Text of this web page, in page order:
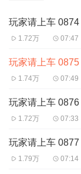
玩家请上车 0874
1.72万 07:47
玩家请上车
1.74万 07:49
玩家请上车 0876
1.72万 07:33
玩家请上车 0877
1.79万 07:14